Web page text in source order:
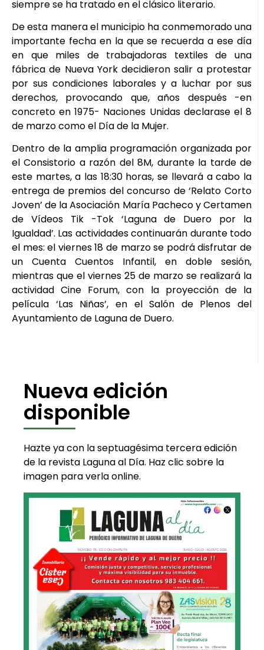
siempre se ha tratado en el clásico literario.
De esta manera el municipio ha conmemorado una
importante fecha en la que se recuerda a ese día
en que miles de trabajadoras textiles de una
fábrica de Nueva York decidieron salir a protestar
por sus condiciones laborales y a luchar por sus
derechos, provocando que, años después -en
concreto en 1975- Naciones Unidas declarase el 8
de marzo como el Día de la Mujer.
Dentro de la amplia programación organizada por
el Consistorio a razón del 8M, durante la tarde de
este martes, a las 18:30 horas, se llevará a cabo la
entrega de premios del concurso de ‘Relato Corto
Joven’ de la Asociación María Pacheco y Certamen
de Vídeos Tik -Tok ‘Laguna de Duero por la
Igualdad’. Las actividades continuarán durante todo
el mes: el viernes 18 de marzo se podrá disfrutar de
un Cuenta Cuentos Infantil, en doble sesión,
mientras que el viernes 25 de marzo se realizará la
actividad Cine Forum, con la proyección de la
película ‘Las Niñas’, en el Salón de Plenos del
Ayuntamiento de Laguna de Duero.
Nueva edición
disponible
Hazte ya con la septuagésima tercera edición
de la revista Laguna al Día. Haz clic sobre la
imagen para verla online.